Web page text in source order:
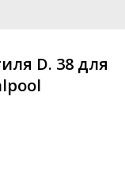
D. 38 для